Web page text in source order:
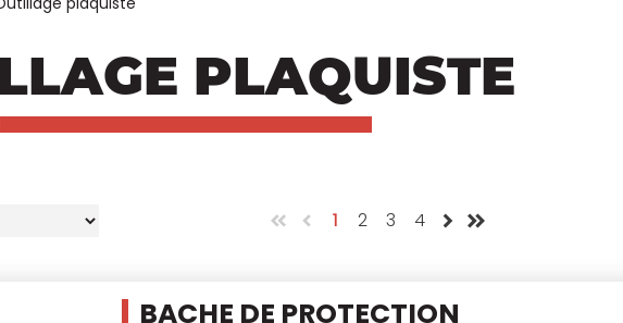
PLAQUISTE
1 2 3 4
BACHE DE PROTECTION